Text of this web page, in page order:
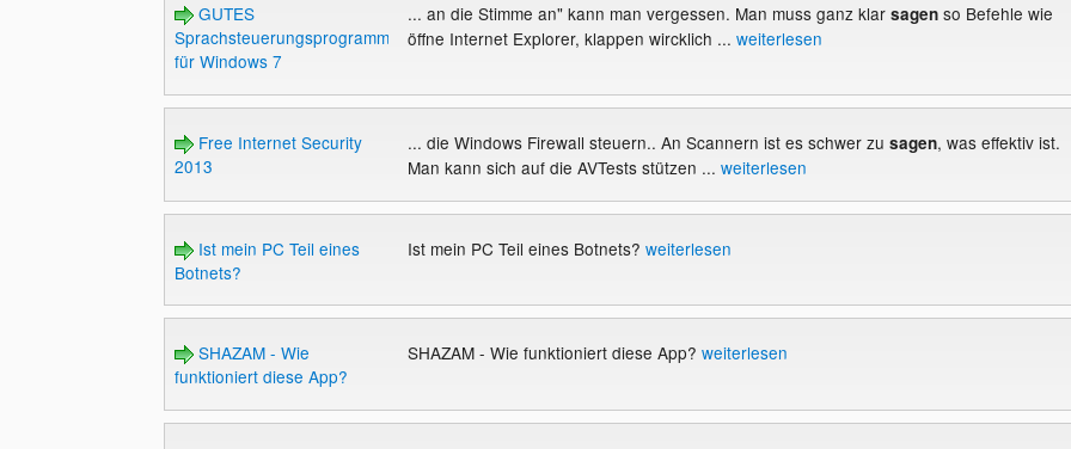
GUTES
Sprachsteuerungsprogramm
für Windows 7
... an die Stimme an" kann man vergessen. Man muss ganz klarsagenso Befehle wie
öffne Internet Explorer, klappen wircklich ... weiterlesen
Free Internet Security
2013
... die Windows Firewall steuern.. An Scannern ist es schwer zu sagen, was effektiv ist.
Man kann sich auf die AVTests stützen ... weiterlesen
Ist mein PC Teil eines
Botnets?
Ist mein PC Teil eines Botnets? weiterlesen
SHAZAM - Wie
funktioniert diese App?
SHAZAM - Wie funktioniert diese App? weiterlesen